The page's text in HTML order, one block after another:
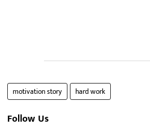
motivation story hard work
Follow Us